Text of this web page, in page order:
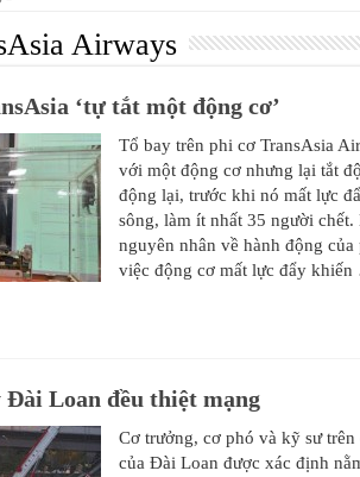
Airways
‘tự tắt một động cơ’
Tổ bay trên phi cơ TransAsia
với một động cơ nhưng lại tắt
động lại, trước khi nó mất lực
sông, làm ít nhất 35 người chết.
nguyên nhân về hành động
việc động cơ mất lực đẩy
Loan đều thiệt mạng
Cơ trưởng, cơ phó và kỹ sư
của Đài Loan được xác định